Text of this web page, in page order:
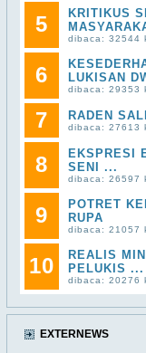
5
KRITIKUS
dibaca: 32544
6
LUKISAN
dibaca: 29353
7 RADEN
dibaca: 27613
8
EKSPRESI
SENI ...
dibaca: 26597
9
POTRET
RUPA
dibaca: 21057
10
REALIS
PELUKIS ...
dibaca: 20276
EXTERNEWS